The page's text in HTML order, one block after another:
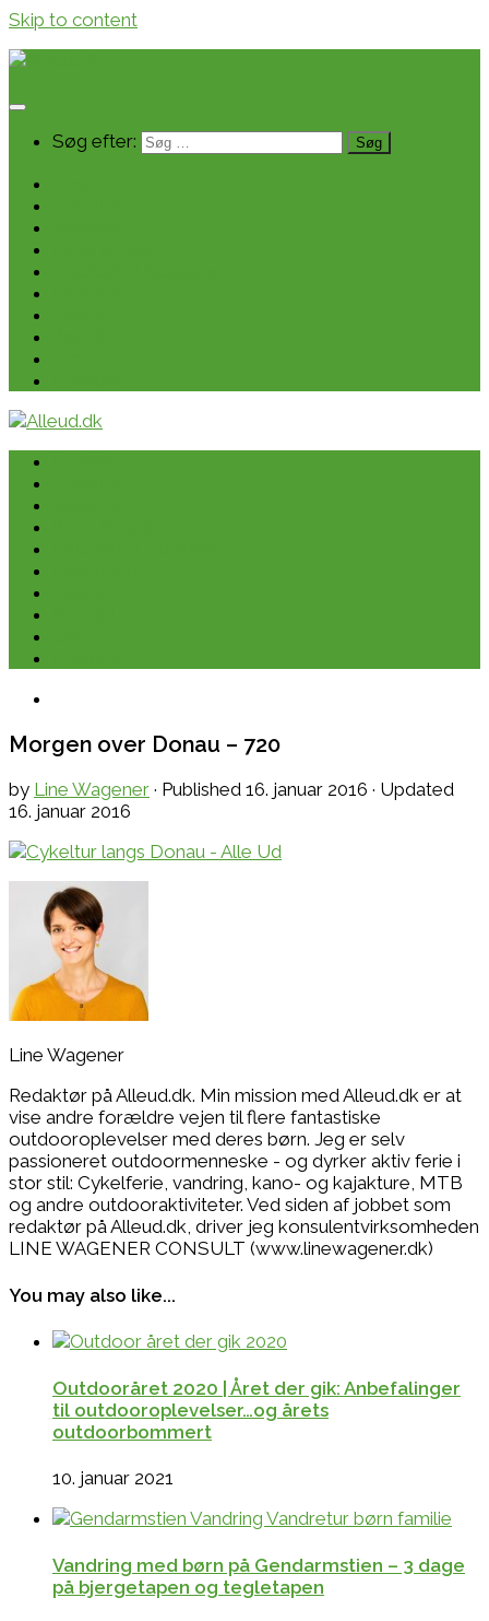
Skip to content
Søg efter:
Morgen over Donau – 720
by Line Wagener · Published 16. januar 2016 · Updated
16. januar 2016
Line Wagener
Redaktør på Alleud.dk. Min mission med Alleud.dk er at
vise andre forældre vejen til flere fantastiske
outdooroplevelser med deres børn. Jeg er selv
passioneret outdoormenneske - og dyrker aktiv ferie i
stor stil: Cykelferie, vandring, kano- og kajakture, MTB
og andre outdooraktiviteter. Ved siden af jobbet som
redaktør på Alleud.dk, driver jeg konsulentvirksomheden
LINE WAGENER CONSULT (www.linewagener.dk)
You may also like...
Outdooråret 2020 | Året der gik: Anbefalinger
til outdooroplevelser…og årets
outdoorbommert
10. januar 2021
Vandring med børn på Gendarmstien – 3 dage
på bjergetapen og tegletapen